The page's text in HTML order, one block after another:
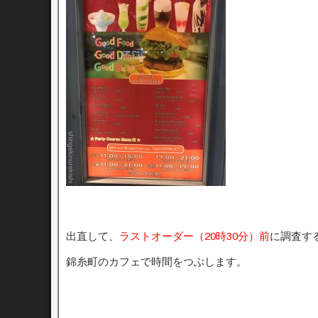
出直して、 ラストオーダー（20時30分）前に調査す
錦糸町のカフェで時間をつぶします。